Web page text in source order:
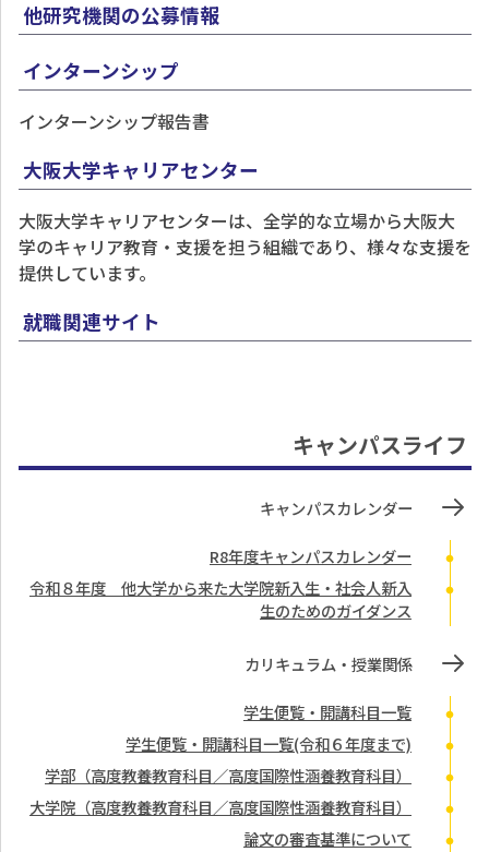
他研究機関の公募情報
インターンシップ
インターンシップ報告書
大阪大学キャリアセンター
大阪大学キャリアセンターは、全学的な立場から大阪大
学のキャリア教育・支援を担う組織であり、様々な支援を
提供しています。
就職関連サイト
キャンパスライフ
キャンパスカレンダー
R8年度キャンパスカレンダー
令和８年度 他大学から来た大学院新入生・社会人新入
生のためのガイダンス
カリキュラム・授業関係
学生便覧・開講科目一覧
学生便覧・開講科目一覧(令和６年度まで)
学部（高度教養教育科目／高度国際性涵養教育科目）
大学院（高度教養教育科目／高度国際性涵養教育科目）
論文の審査基準について